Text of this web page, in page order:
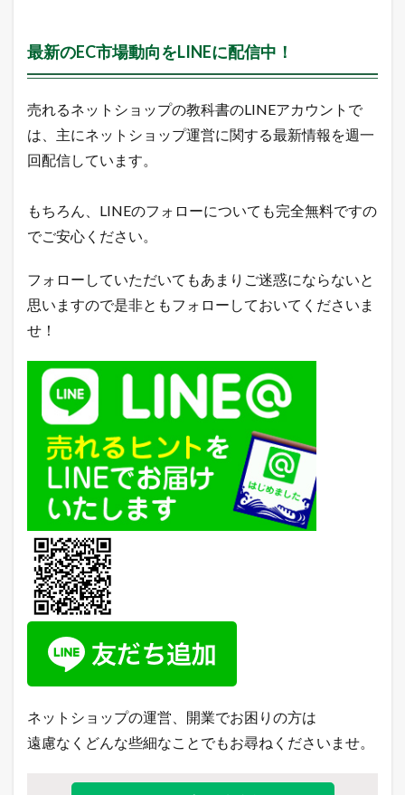
最新のEC市場動向をLINEに配信中！
売れるネットショップの教科書のLINEアカウントで
は、主にネットショップ運営に関する最新情報を週一
回配信しています。
もちろん、LINEのフォローについても完全無料ですの
でご安心ください。
フォローしていただいてもあまりご迷惑にならないと
思いますので是非ともフォローしておいてくださいま
せ！
ネットショップの運営、開業でお困りの方は
遠慮なくどんな些細なことでもお尋ねくださいませ。